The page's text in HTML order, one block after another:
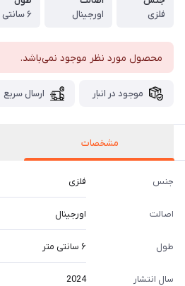
فلزی
اورجینال
۶ سانتی متر
محصول مورد نظر موجود نمی‌باشد.
موجود در انبار ارسال سریع
مشخصات
جنس فلزی
اصالت اورجینال
طول ۶ سانتی متر
سال انتشار 2024